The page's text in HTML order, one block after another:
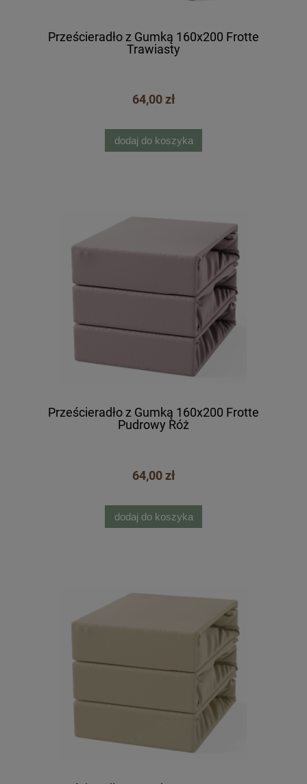
Prześcieradło z Gumką 160x200 Frotte
Trawiasty
64,00 zł
dodaj do koszyka
Prześcieradło z Gumką 160x200 Frotte
Pudrowy Róż
64,00 zł
dodaj do koszyka